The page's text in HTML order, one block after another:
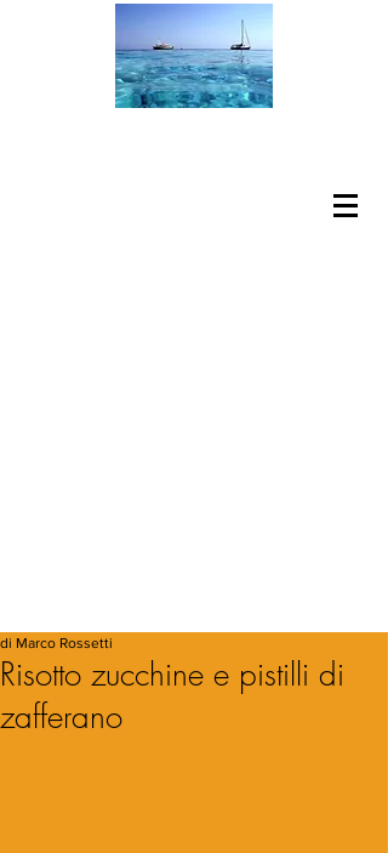
Risotto zucchine e pistilli di
zafferano
di Marco Rossetti